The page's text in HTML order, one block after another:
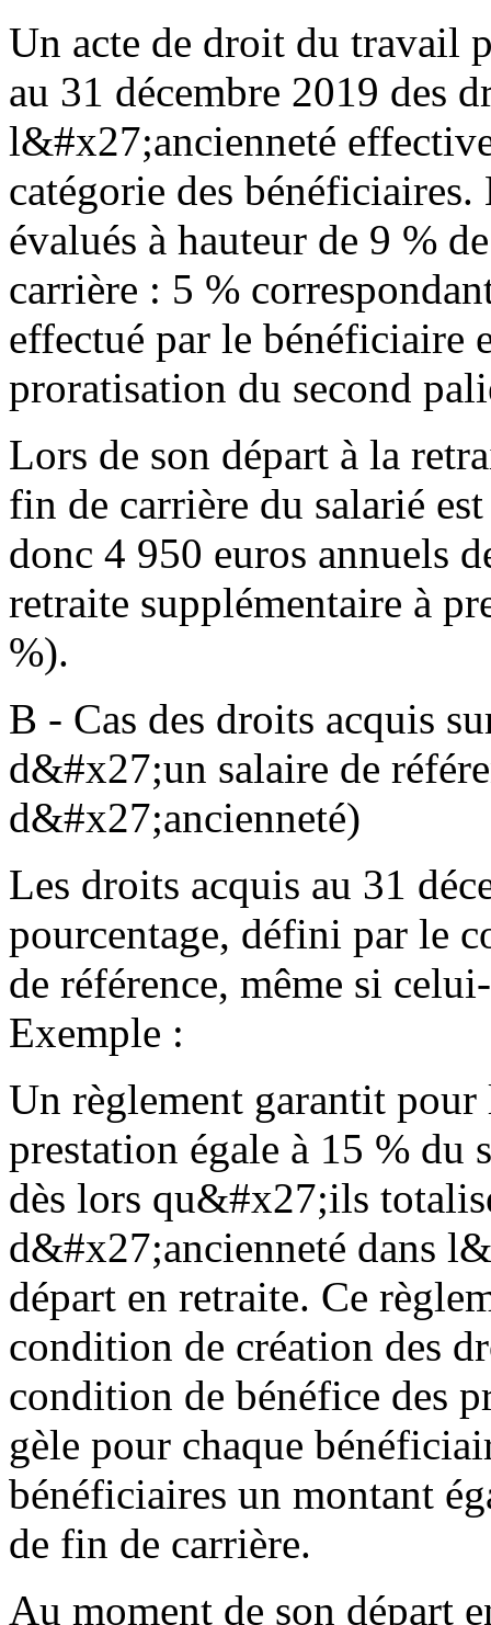
Un acte de droit du travail
au 31 décembre 2019 des
l&#x27;ancienneté
catégorie des
évalués à hauteur de 9 %
carrière : 5 %
effectué par le bénéficiaire
proratisation du second
Lors de son départ à la
fin de carrière du salarié
donc 4 950 euros annuels
retraite supplémentaire à
%).
B - Cas des droits acquis
d&#x27;un salaire de
d&#x27;ancienneté)
Les droits acquis au 31
pourcentage, défini par le
de référence, même si
Exemple :
Un règlement garantit
prestation égale à 15 % du
dès lors qu&#x27;ils
d&#x27;ancienneté dans
départ en retraite. Ce
condition de création des
condition de bénéfice des
gèle pour chaque
bénéficiaires un montant
de fin de carrière.
Au moment de son départ